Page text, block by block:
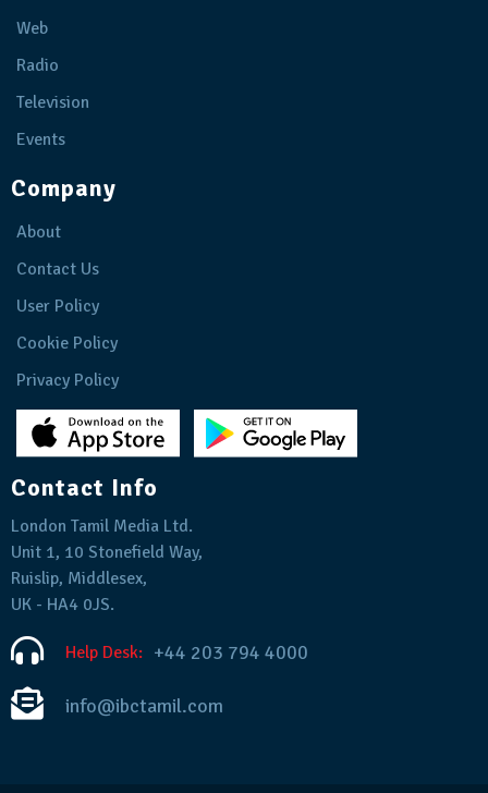
Web
Radio
Television
Events
Company
About
Contact Us
User Policy
Cookie Policy
Privacy Policy
Contact Info
London Tamil Media Ltd.
Unit 1, 10 Stonefield Way,
Ruislip, Middlesex,
UK - HA4 0JS.
Help Desk: +44 203 794 4000
info@ibctamil.com